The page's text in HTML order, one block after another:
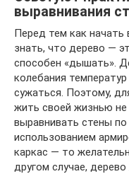
выравнивания
Перед тем как
знать, что дерево —
способен «дышать».
колебания
сужаться. Поэтому,
жить своей жизнью
выравнивать стены по
использованием
каркас — то
другом случае,